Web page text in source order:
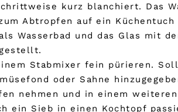
kurz blanchiert. Das
Abtropfen auf ein Küchentuch
Wasserbad und das Glas mit
Stabmixer fein pürieren.
oder Sahne
nehmen und in einem
ein Sieb in einen Kochtopf